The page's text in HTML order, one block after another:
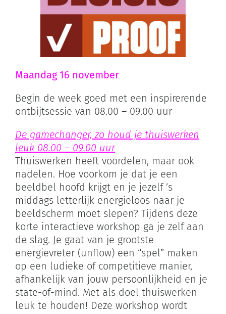
Maandag 16 november
Begin de week goed met een inspirerende
ontbijtsessie van 08.00 – 09.00 uur
De gamechanger, zo houd je thuiswerken
leuk 08.00 – 09.00 uur
Thuiswerken heeft voordelen, maar ook
nadelen. Hoe voorkom je dat je een
beeldbel hoofd krijgt en je jezelf ’s
middags letterlijk energieloos naar je
beeldscherm moet slepen? Tijdens deze
korte interactieve workshop ga je zelf aan
de slag. Je gaat van je grootste
energievreter (unflow) een “spel” maken
op een ludieke of competitieve manier,
afhankelijk van jouw persoonlijkheid en je
state-of-mind. Met als doel thuiswerken
leuk te houden! Deze workshop wordt